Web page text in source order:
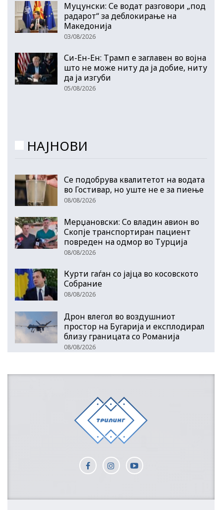
Муцунски: Се водат разговори „под
радарот“ за деблокирање на
Македонија
03/08/2026
Си-Ен-Ен: Трамп е заглавен во војна
што не може ниту да ја добие, ниту
да ја изгуби
05/08/2026
НАЈНОВИ
Се подобрува квалитетот на водата
во Гостивар, но уште не е за пиење
08/08/2026
Мерџановски: Со владин авион во
Скопје транспортиран пациент
повреден на одмор во Турција
08/08/2026
Курти гаѓан со јајца во косовското
Собрание
08/08/2026
Дрон влегол во воздушниот
простор на Бугарија и експлодирал
близу границата со Романија
08/08/2026